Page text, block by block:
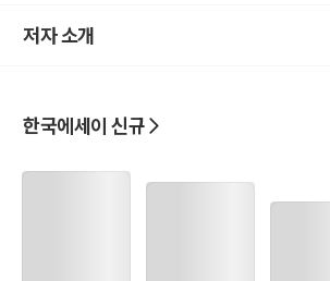
저자 소개
한국에세이 신규